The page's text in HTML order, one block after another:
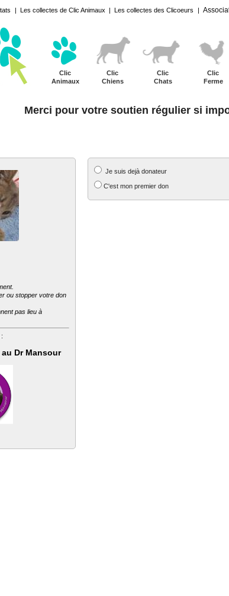
| Les collectes de Clic Animaux | Les collectes des Clicoeurs |
Clic
Animaux
Clic
Chiens
Clic
Chats
Clic
Ferme
Merci pour votre soutien régulier si
ou stopper votre don
pas lieu à
Dr Mansour
Je suis dejà donateur
C'est mon premier don